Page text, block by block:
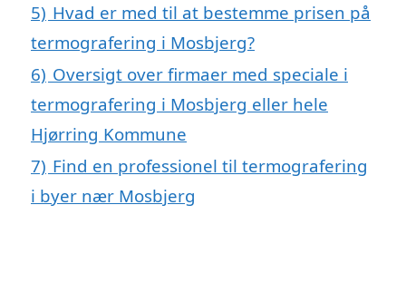
5) Hvad er med til at bestemme prisen på
termografering i Mosbjerg?
6) Oversigt over firmaer med speciale i
termografering i Mosbjerg eller hele
Hjørring Kommune
7) Find en professionel til termografering
i byer nær Mosbjerg